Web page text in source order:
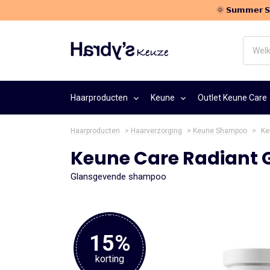
🌞 𝗦𝘂𝗺𝗺𝗲𝗿
je?
Haarproducten Keune Outlet Keune Care
Haarproducten > Haarverzorging > Keune Shampoo >
Keune Care Radiant
Glansgevende shampoo
15%
korting